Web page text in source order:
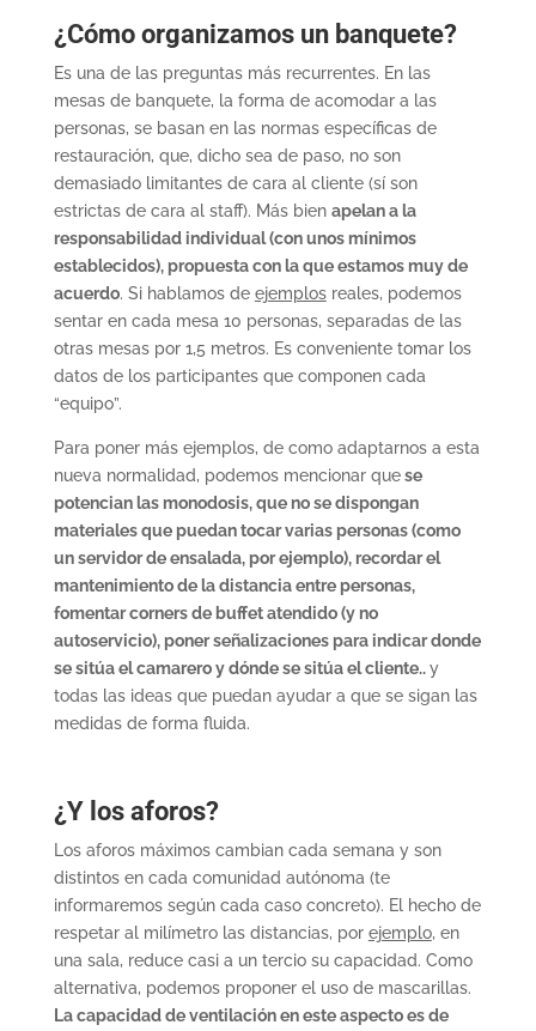
¿Cómo organizamos un banquete?
Es una de las preguntas más recurrentes. En las
mesas de banquete, la forma de acomodar a las
personas, se basan en las normas específicas de
restauración, que, dicho sea de paso, no son
demasiado limitantes de cara al cliente (sí son
estrictas de cara al staff). Más bien apelan a la
responsabilidad individual (con unos mínimos
establecidos), propuesta con la que estamos muy de
acuerdo. Si hablamos de ejemplosreales, podemos
sentar en cada mesa 10 personas, separadas de las
otras mesas por 1,5 metros. Es conveniente tomar los
datos de los participantes que componen cada
“equipo”.
Para poner más ejemplos, de como adaptarnos a esta
nueva normalidad, podemos mencionar quese
potencian las monodosis, que no se dispongan
materiales que puedan tocar varias personas (como
un servidor de ensalada, por ejemplo), recordar el
mantenimiento de la distancia entre personas,
fomentar corners de buffet atendido (y no
autoservicio), poner señalizaciones para indicar donde
se sitúa el camarero y dónde se sitúa el cliente..y
todas las ideas que puedan ayudar a que se sigan las
medidas de forma fluida.
¿Y los aforos?
Los aforos máximos cambian cada semana y son
distintos en cada comunidad autónoma (te
informaremos según cada caso concreto). El hecho de
respetar al milímetro las distancias, por ejemplo, en
una sala, reduce casi a un tercio su capacidad. Como
alternativa, podemos proponer el uso de mascarillas.
La capacidad de ventilación en este aspecto es de